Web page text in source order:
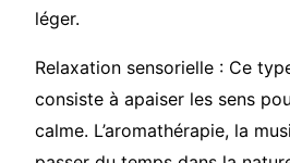
léger.
Relaxation sensorielle : Ce
consiste à apaiser les sens
calme. L’aromathérapie, la